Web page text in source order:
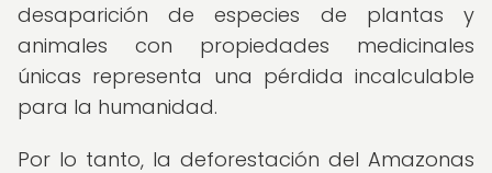
desaparición de especies de plantas y
animales con propiedades medicinales
únicas representa una pérdida incalculable
para la humanidad.
Por lo tanto, la deforestación del Amazonas